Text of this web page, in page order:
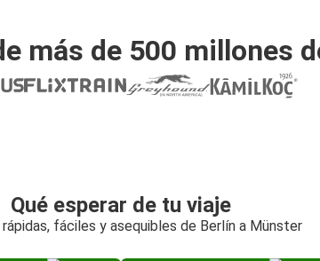
más de 500 millones
Qué esperar de tu viaje
fáciles y asequibles de Berlín a Münster